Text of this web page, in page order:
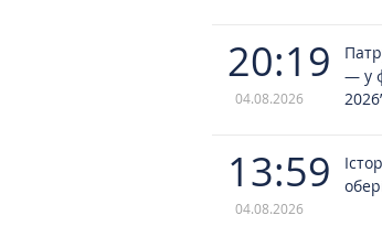
20:19
04.08.2026
— у
13:59
04.08.2026